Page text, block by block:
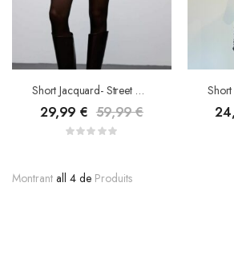
Short Jacquard- Street One
29,99 € 59,99€
Montrant all 4 de Produits